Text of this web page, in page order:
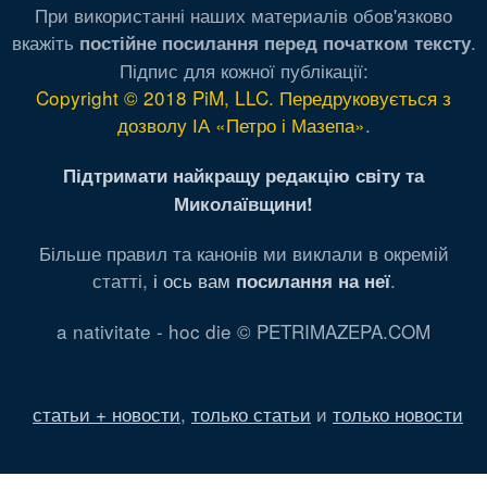
При використанні наших материалів обов'язково
вкажіть постійне посилання перед початком тексту.
Підпис для кожної публікації:
Copyright © 2018 PiM, LLC. Передруковується з
дозволу ІА «Петро і Мазепа».
Підтримати найкращу редакцію світу та
Миколаївщини!
Більше правил та канонів ми виклали в окремій
статті, і ось вам посилання на неї.
a nativitate - hoc die © PETRIMAZEPA.COM
статьи + новости, только статьи и только новости